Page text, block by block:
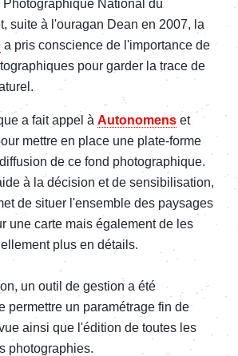
National du
suite à l'ouragan Dean en 2007, la
a pris conscience de l'importance de
pour garder la trace de
a fait appel à Autonomens et
mettre en place une plate-forme
de ce fond photographique.
à la décision et de sensibilisation,
de situer l'ensemble des paysages
une carte mais également de les
plus en détails.
un outil de gestion a été
permettre un paramétrage fin de
ainsi que l'édition de toutes les
photographies.